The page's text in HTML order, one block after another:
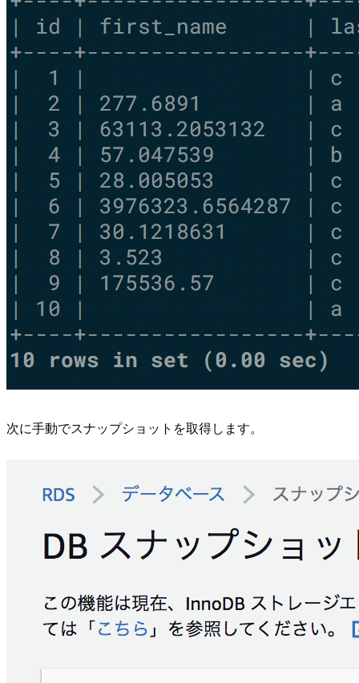
次に手動でスナップショットを取得します。